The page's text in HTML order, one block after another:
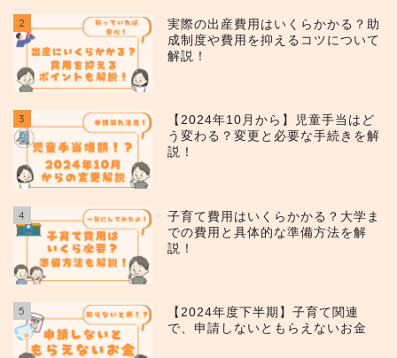
2
実際の出産費用はいくらかかる？助
成制度や費用を抑えるコツについて
解説！
3
【2024年10月から】児童手当はど
う変わる？変更と必要な手続きを解
説！
4
子育て費用はいくらかかる？大学ま
での費用と具体的な準備方法を解
説！
5
【2024年度下半期】子育て関連
で、申請しないともらえないお金